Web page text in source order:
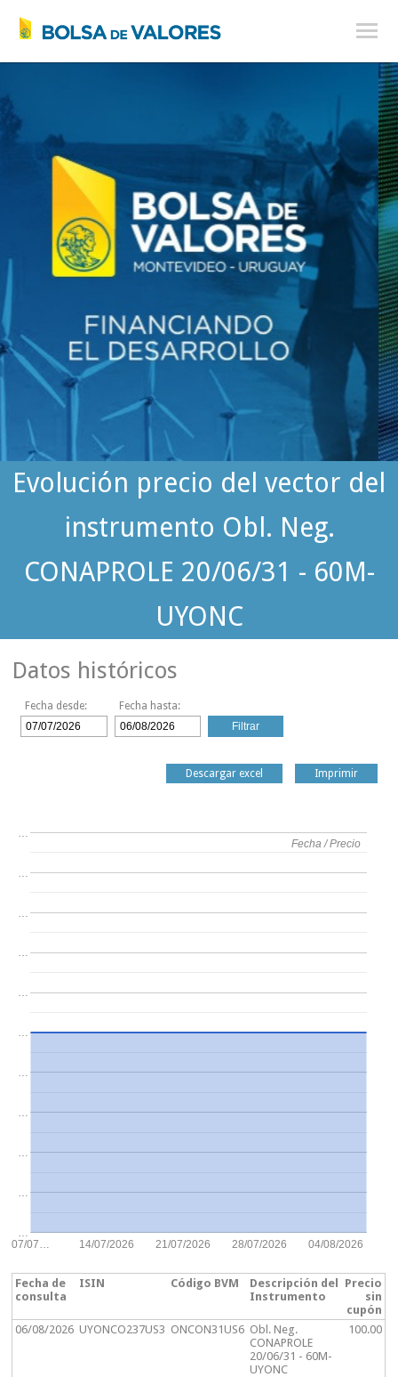
Evolución precio del vector del
instrumento Obl. Neg.
CONAPROLE 20/06/31 - 60M-
UYONC
Datos históricos
Fecha desde: Fecha hasta:
Descargar excel Imprimir
07/07… 14/07/2026 21/07/2026 28/07/2026 04/08/2026
…
…
…
…
…
…
…
Fecha / Precio
Fecha / Precio
Fecha de
consulta
ISIN Código BVM
Descripción del
Instrumento
Precio
sin
cupón
06/08/2026 UYONCO237US3 ONCON31US6 Obl. Neg.
CONAPROLE
20/06/31 - 60M-
UYONC
100.00